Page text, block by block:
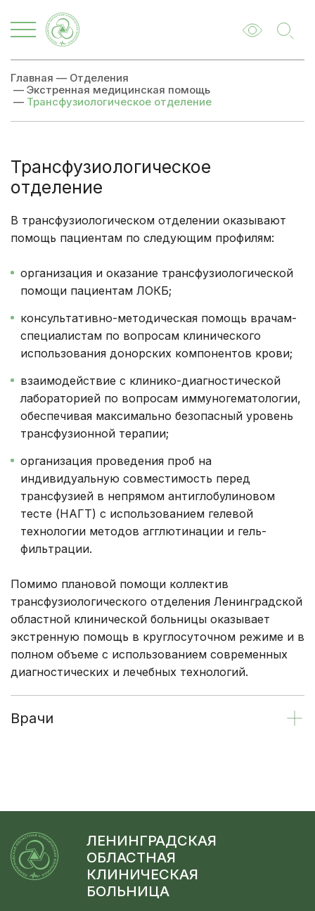
Главная — Отделения
— Экстренная медицинская помощь
— Трансфузиологическое отделение
Трансфузиологическое
отделение
В трансфузиологическом отделении оказывают
помощь пациентам по следующим профилям:
организация и оказание трансфузиологической
помощи пациентам ЛОКБ;
консультативно-методическая помощь врачам-
специалистам по вопросам клинического
использования донорских компонентов крови;
взаимодействие с клинико-диагностической
лабораторией по вопросам иммуногематологии,
обеспечивая максимально безопасный уровень
трансфузионной терапии;
организация проведения проб на
индивидуальную совместимость перед
трансфузией в непрямом антиглобулиновом
тесте (НАГТ) с использованием гелевой
технологии методов агглютинации и гель-
фильтрации.
Помимо плановой помощи коллектив
трансфузиологического отделения Ленинградской
областной клинической больницы оказывает
экстренную помощь в круглосуточном режиме и в
полном объеме с использованием современных
диагностических и лечебных технологий.
Врачи
ЛЕНИНГРАДСКАЯ
ОБЛАСТНАЯ
КЛИНИЧЕСКАЯ
БОЛЬНИЦА